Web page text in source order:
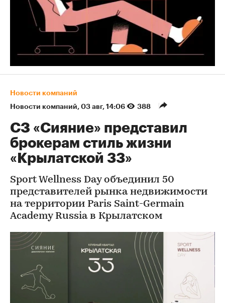
Новости компаний
Новости компаний⁠, 03 авг, 14:06 388
СЗ «Сияние» представил
брокерам стиль жизни
«Крылатской 33»
Sport Wellness Day объединил 50
представителей рынка недвижимости
на территории Paris Saint-Germain
Academy Russia в Крылатском